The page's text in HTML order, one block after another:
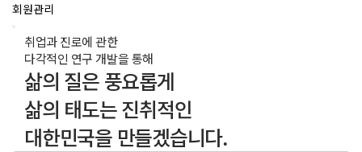
회원관리
취업과 진로에 관한
다각적인 연구 개발을 통해
삶의 질은 풍요롭게
삶의 태도는 진취적인
대한민국을 만들겠습니다.